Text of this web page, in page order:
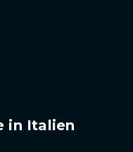
in Italien